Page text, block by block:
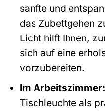
sanfte und
das Zubettgehen
Licht hilft Ihnen,
sich auf eine
vorzubereiten.
Im Arbeitszimmer:
Tischleuchte als